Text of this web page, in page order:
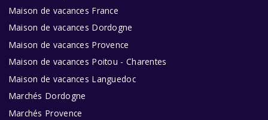
Maison de vacances France
Maison de vacances Dordogne
Maison de vacances Provence
Maison de vacances Poitou - Charentes
Maison de vacances Languedoc
Marchés Dordogne
Marchés Provence